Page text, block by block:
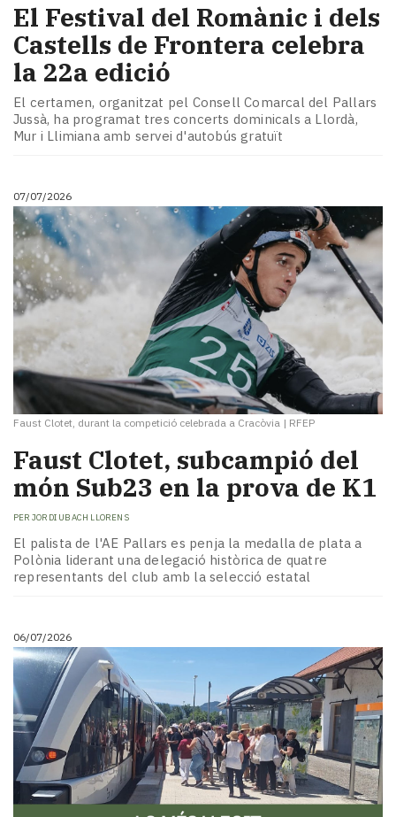
El Festival del Romànic i dels
Castells de Frontera celebra
la 22a edició
El certamen, organitzat pel Consell Comarcal del Pallars
Jussà, ha programat tres concerts dominicals a Llordà,
Mur i Llimiana amb servei d'autobús gratuït
07/07/2026
Faust Clotet, durant la competició celebrada a Cracòvia | RFEP
Faust Clotet, subcampió del
món Sub23 en la prova de K1
PER JORDI UBACH LLORENS
El palista de l'AE Pallars es penja la medalla de plata a
Polònia liderant una delegació històrica de quatre
representants del club amb la selecció estatal
06/07/2026